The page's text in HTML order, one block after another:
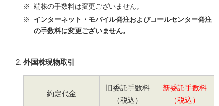
端株の手数料は変更ございません。
インターネット・モバイル発注およびコールセンター発注
の手数料は変更ございません。
外国株現物取引
約定代金
旧委託手数料
（税込）
新委託手数料
（税込）